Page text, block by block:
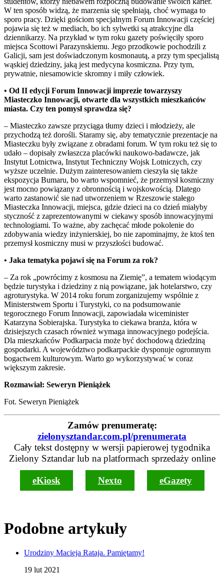
W ten sposób widzą, że marzenia się spełniają, choć wymaga to
sporo pracy. Dzięki gościom specjalnym Forum Innowacji częściej
pojawia się też w mediach, bo ich sylwetki są atrakcyjne dla
dziennikarzy. Na przykład w tym roku gazety poświęciły sporo
miejsca Scottowi Parazynskiemu. Jego przodkowie pochodzili z
Galicji, sam jest doświadczonym kosmonautą, a przy tym specjalistą
wąskiej dziedziny, jaką jest medycyna kosmiczna. Przy tym,
prywatnie, niesamowicie skromny i miły człowiek.
• Od II edycji Forum Innowacji imprezie towarzyszy
Miasteczko Innowacji, otwarte dla wszystkich mieszkańców
miasta. Czy ten pomysł sprawdza się?
– Miasteczko zawsze przyciąga tłumy dzieci i młodzieży, ale
przychodzą też dorośli. Staramy się, aby tematycznie prezentacje na
Miasteczku były związane z obradami forum. W tym roku też się to
udało – dopisały zwłaszcza placówki naukowo-badawcze, jak
Instytut Lotnictwa, Instytut Techniczny Wojsk Lotniczych, czy
wyższe uczelnie. Dużym zainteresowaniem cieszyła się także
ekspozycja Bumaru, bo warto wspomnieć, że przemysł kosmiczny
jest mocno powiązany z obronnością i wojskowością. Dlatego
warto zastanowić sie nad utworzeniem w Rzeszowie stałego
Miasteczka Innowacji, miejsca, gdzie dzieci na co dzień miałyby
styczność z zaprezentowanymi w ciekawy sposób innowacyjnymi
technologiami. To ważne, aby zachęcać młode pokolenie do
zdobywania wiedzy inżynierskiej, bo nie zapominajmy, że ktoś ten
przemysł kosmiczny musi w przyszłości budować.
• Jaka tematyka pojawi się na Forum za rok?
– Za rok „powrócimy z kosmosu na Ziemię”, a tematem wiodącym
będzie turystyka i dziedziny z nią powiązane, jak hotelarstwo, czy
agroturystyka. W 2014 roku forum zorganizujemy wspólnie z
Ministerstwem Sportu i Turystyki, co na podsumowanie
tegorocznego Forum Innowacji, zapowiadała wiceminister
Katarzyna Sobierajska. Turystyka to ciekawa branża, która w
dzisiejszych czasach również wymaga innowacyjnego podejścia.
Dla mieszkańców Podkarpacia może być dochodową dziedziną
gospodarki. A województwo podkarpackie dysponuje ogromnym
bogactwem kulturowym. Warto go wykorzystywać w coraz
większym zakresie.
Rozmawiał: Seweryn Pieniążek
Fot. Seweryn Pieniążek
Zamów prenumeratę:
zielonysztandar.com.pl/prenumerata
Cały tekst dostępny w wersji papierowej tygodnika
Zielony Sztandar lub na platformach sprzedaży online
eKiosk Nexto eGazety
Podobne artykuły
Urodziny Macieja Rataja. Pamiętamy!
19 lut 2021